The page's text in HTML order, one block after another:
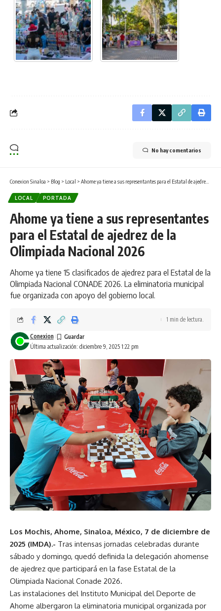
No hay comentarios
Conexion Sinaloa > Blog > Local > Ahome ya tiene a sus representantes para el Estatal de ajedrez de la Olimpiada Nacional 2026
LOCAL PORTADA
Ahome ya tiene a sus representantes
para el Estatal de ajedrez de la
Olimpiada Nacional 2026
Ahome ya tiene 15 clasificados de ajedrez para el Estatal de la
Olimpiada Nacional CONADE 2026. La eliminatoria municipal
fue organizada con apoyo del gobierno local.
Última actualización: diciembre 9, 2025 1:22 pm
Conexion
1 min de lectura.
Los Mochis, Ahome, Sinaloa, México, 7 de diciembre de
2025 (IMDA).- Tras intensas jornadas celebradas durante
sábado y domingo, quedó definida la delegación ahomense
de ajedrez que participará en la fase Estatal de la
Olimpiada Nacional Conade 2026.
Las instalaciones del Instituto Municipal del Deporte de
Ahome albergaron la eliminatoria municipal organizada por